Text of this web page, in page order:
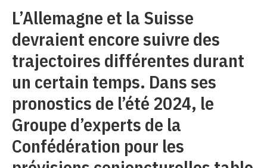
L’Allemagne et la Suisse
devraient encore suivre des
trajectoires différentes durant
un certain temps. Dans ses
pronostics de l’été 2024, le
Groupe d’experts de la
Confédération pour les